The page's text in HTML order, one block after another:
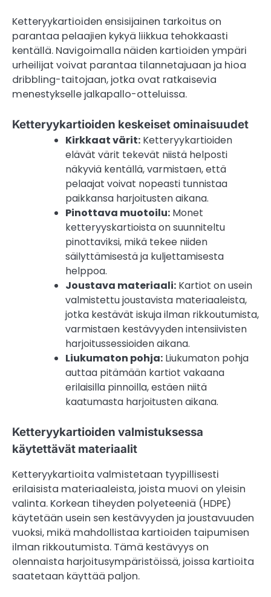
Ketteryykartioiden ensisijainen tarkoitus on
parantaa pelaajien kykyä liikkua tehokkaasti
kentällä. Navigoimalla näiden kartioiden ympäri
urheilijat voivat parantaa tilannetajuaan ja hioa
dribbling-taitojaan, jotka ovat ratkaisevia
menestykselle jalkapallo-otteluissa.
Ketteryykartioiden keskeiset ominaisuudet
Kirkkaat värit: Ketteryykartioiden
elävät värit tekevät niistä helposti
näkyviä kentällä, varmistaen, että
pelaajat voivat nopeasti tunnistaa
paikkansa harjoitusten aikana.
Pinottava muotoilu: Monet
ketteryyskartioista on suunniteltu
pinottaviksi, mikä tekee niiden
säilyttämisestä ja kuljettamisesta
helppoa.
Joustava materiaali: Kartiot on usein
valmistettu joustavista materiaaleista,
jotka kestävät iskuja ilman rikkoutumista,
varmistaen kestävyyden intensiivisten
harjoitussessioiden aikana.
Liukumaton pohja: Liukumaton pohja
auttaa pitämään kartiot vakaana
erilaisilla pinnoilla, estäen niitä
kaatumasta harjoitusten aikana.
Ketteryykartioiden valmistuksessa
käytettävät materiaalit
Ketteryykartioita valmistetaan tyypillisesti
erilaisista materiaaleista, joista muovi on yleisin
valinta. Korkean tiheyden polyeteeniä (HDPE)
käytetään usein sen kestävyyden ja joustavuuden
vuoksi, mikä mahdollistaa kartioiden taipumisen
ilman rikkoutumista. Tämä kestävyys on
olennaista harjoitusympäristöissä, joissa kartioita
saatetaan käyttää paljon.